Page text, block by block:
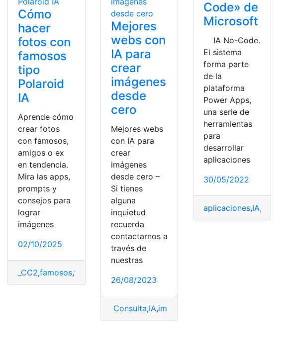
Cómo
hacer
fotos con
famosos
tipo
Polaroid
IA
Aprende cómo
crear fotos
con famosos,
amigos o ex
en tendencia.
Mira las apps,
prompts y
consejos para
lograr
imágenes
02/10/2025
_CC2,famosos,fotos
Mejores
webs con
IA para
crear
imágenes
desde
cero
Mejores webs
con IA para
crear
imágenes
desde cero –
Si tienes
alguna
inquietud
recuerda
contactarnos a
través de
nuestras
26/08/2023
Consulta,IA,imágenes
Code» de
Microsoft
IA No-Code.
El sistema
forma parte
de la
plataforma
Power Apps,
una serie de
herramientas
para
desarrollar
aplicaciones
30/05/2022
aplicaciones,IA,